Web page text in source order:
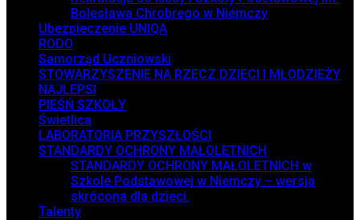
Bolesława Chrobrego w Niemczy
Ubezpieczenie UNIQA
RODO
Samorząd Uczniowski
STOWARZYSZENIE NA RZECZ DZIECI I MŁODZIEŻY
NAJLEPSI
PIEŚŃ SZKOŁY
Świetlica
LABORATORIA PRZYSZŁOŚCI
STANDARDY OCHRONY MAŁOLETNICH
STANDARDY OCHRONY MAŁOLETNICH w
Szkole Podstawowej w Niemczy – wersja
skrócona dla dzieci.
Talenty